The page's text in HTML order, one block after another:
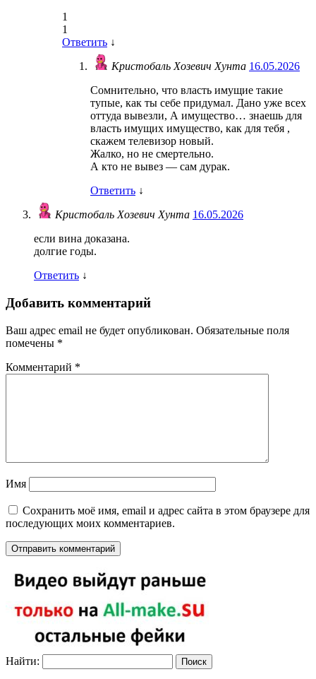
1
1
Ответить ↓
Кристобаль Хозевич Хунта 16.05.2026
Сомнительно, что власть имущие такие
тупые, как ты себе придумал. Дано уже всех
оттуда вывезли, А имущество… знаешь для
власть имущих имущество, как для тебя ,
скажем телевизор новый.
Жалко, но не смертельно.
А кто не вывез — сам дурак.
Ответить ↓
Кристобаль Хозевич Хунта 16.05.2026
если вина доказана.
долгие годы.
Ответить ↓
Добавить комментарий
Ваш адрес email не будет опубликован. Обязательные поля
помечены *
Комментарий *
Имя
Сохранить моё имя, email и адрес сайта в этом браузере для
последующих моих комментариев.
Найти: